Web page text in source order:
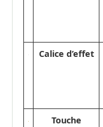
Calice d’effet
Touche